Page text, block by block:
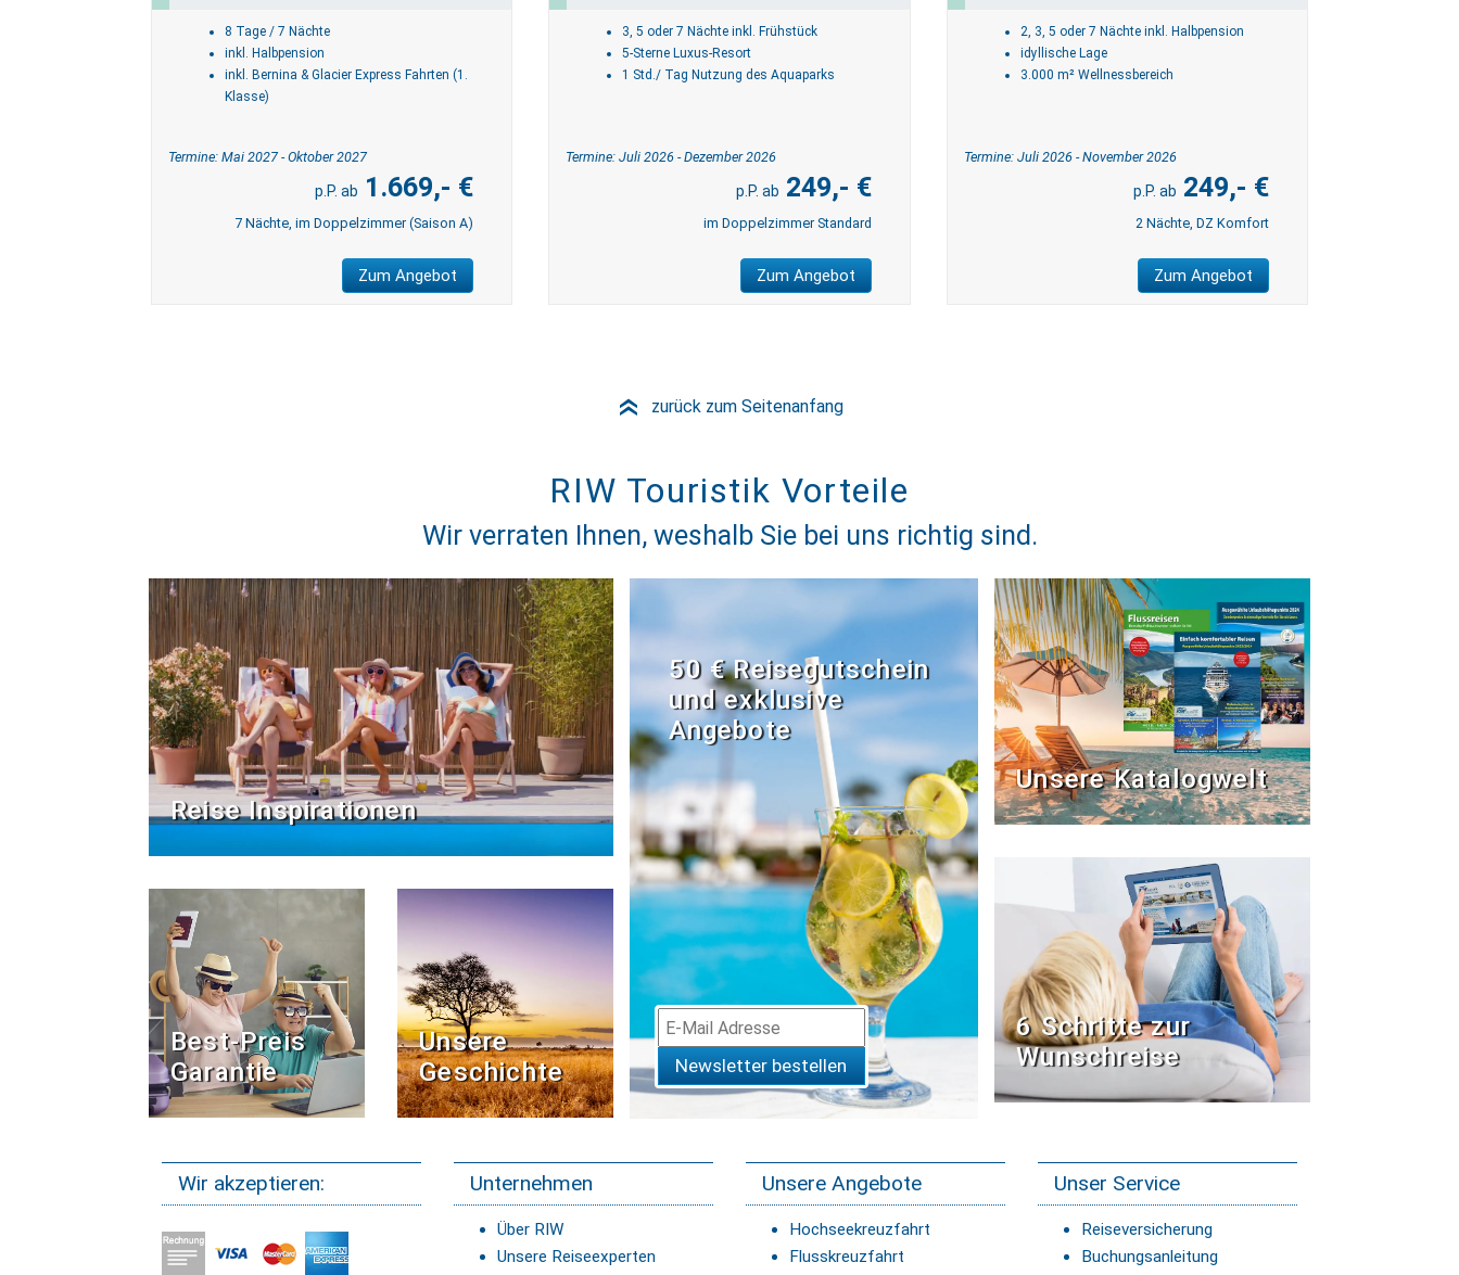
8 Tage / 7 Nächte
inkl. Halbpension
inkl. Bernina & Glacier Express Fahrten (1.
Klasse)
Termine: Mai 2027 - Oktober 2027
1.669,- €
7 Nächte, im Doppelzimmer (Saison A)
Zum Angebot
3, 5 oder 7 Nächte inkl. Frühstück
5-Sterne Luxus-Resort
1 Std./ Tag Nutzung des Aquaparks
Termine: Juli 2026 - Dezember 2026
249,- €
im Doppelzimmer Standard
Zum Angebot
2, 3, 5 oder 7 Nächte inkl. Halbpension
idyllische Lage
3.000 m² Wellnessbereich
Termine: Juli 2026 - November 2026
249,- €
2 Nächte, DZ Komfort
Zum Angebot
» zurück zum Seitenanfang
RIW Touristik Vorteile
Wir verraten Ihnen, weshalb Sie bei uns richtig sind.
Reise Inspirationen
Best-Preis
Garantie
Unsere
Geschichte
50 € Reisegutschein
und exklusive
Angebote
Newsletter bestellen
Unsere Katalogwelt
6 Schritte zur
Wunschreise
Wir akzeptieren: Unternehmen
Über RIW
Unsere Reiseexperten
Unsere Angebote
Hochseekreuzfahrt
Flusskreuzfahrt
Unser Service
Reiseversicherung
Buchungsanleitung